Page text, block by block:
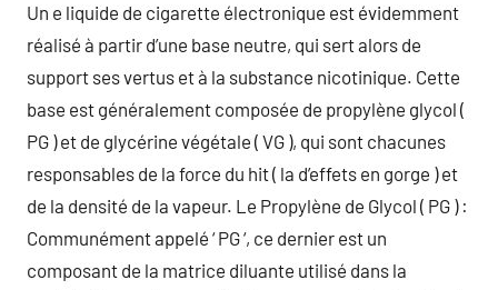
Un e liquide de cigarette électronique est évidemment
réalisé à partir d’une base neutre, qui sert alors de
support ses vertus et à la substance nicotinique. Cette
base est généralement composée de propylène glycol (
PG ) et de glycérine végétale ( VG ), qui sont chacunes
responsables de la force du hit ( la d’effets en gorge ) et
de la densité de la vapeur. Le Propylène de Glycol ( PG ) :
Communément appelé ‘ PG ‘, ce dernier est un
composant de la matrice diluante utilisé dans la